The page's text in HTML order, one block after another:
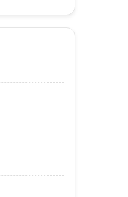
Omuz omuza hareket